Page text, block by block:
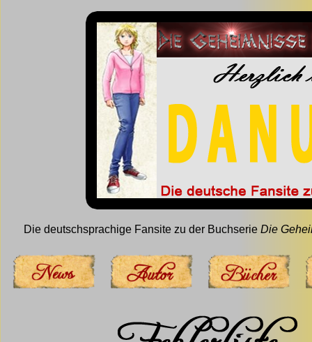
Die deutschsprachige Fansite zu der Buchserie Die